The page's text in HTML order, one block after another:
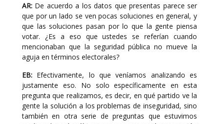
AR: De acuerdo a los datos que presentas parece ser
que por un lado se ven pocas soluciones en general, y
que las soluciones pasan por lo que la gente piensa
votar. ¿Es a eso que ustedes se referían cuando
mencionaban que la seguridad pública no mueve la
aguja en términos electorales?
EB: Efectivamente, lo que veníamos analizando es
justamente eso. No solo específicamente en esta
pregunta que realizamos, es decir, en qué partido ve la
gente la solución a los problemas de inseguridad, sino
también en otra serie de preguntas que estuvimos